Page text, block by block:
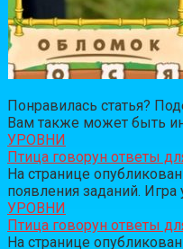
Понравилась статья?
Вам также может быть
УРОВНИ
Птица говорун ответы
На странице
появления заданий. Игра
УРОВНИ
Птица говорун ответы
На странице